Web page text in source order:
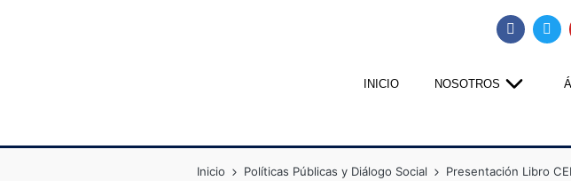
INICIO NOSOTROS
Inicio Políticas Públicas y Diálogo Social
Presentación Libro